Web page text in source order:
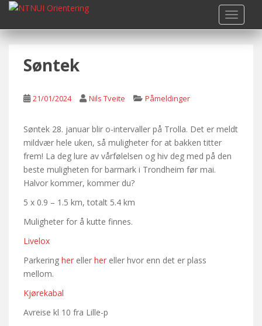
i
Søntek
21/01/2024 Nils Tveite Påmeldinger
Søntek 28. januar blir o-intervaller på Trolla. Det er meldt
mildvær hele uken, så muligheter for at bakken titter
frem! La deg lure av vårfølelsen og hiv deg med på den
beste muligheten for barmark i Trondheim før mai.
Halvor kommer, kommer du?
5 x 0.9 – 1.5 km, totalt 5.4 km
Muligheter for å kutte finnes.
Livelox
Parkering her eller her eller hvor enn det er plass
mellom.
Kjørekabal
Avreise kl 10 fra Lille-p